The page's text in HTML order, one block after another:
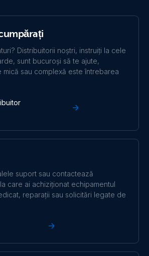
9A (110W) Isolated DC-DC converter
9A (110W) Isolated DC-DC converter
10A (240W) Isolated DC-DC converter
10A (240W) Isolated DC-DC converter
- Orion-Tr Isolated
Distribuitorii noștri, instruiți la cele
sunt bucuroși să te ajute,
sau complexă este întrebarea
suport sau contactează
care ai achiziționat echipamentul
reparații sau solicitări legate de